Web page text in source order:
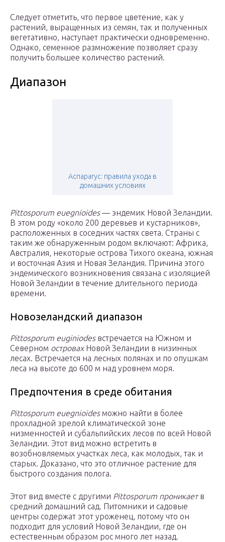
Следует отметить, что первое цветение, как у
растений, выращенных из семян, так и полученных
вегетативно, наступает практически одновременно.
Однако, семенное размножение позволяет сразу
получить большее количество растений.
Диапазон
Аспарагус: правила ухода в
домашних условиях
Pittosporum euegnioides— эндемик Новой Зеландии.
В этом роду «около 200 деревьев и кустарников»,
расположенных в соседних частях света. Страны с
таким же обнаруженным родом включают: Африка,
Австралия, некоторые острова Тихого океана, южная
и восточная Азия и Новая Зеландия. Причина этого
эндемического возникновения связана с изоляцией
Новой Зеландии в течение длительного периода
времени.
Новозеландский диапазон
Pittosporum euginiodes встречается на Южном и
Северном островахНовой Зеландии в низинных
лесах. Встречается на лесных полянах и по опушкам
леса на высоте до 600 м над уровнем моря.
Предпочтения в среде обитания
Pittosporum euegnioides можно найти в более
прохладной зрелой климатической зоне
низменностей и субальпийских лесов по всей Новой
Зеландии. Этот вид можно встретить в
возобновляемых участках леса, как молодых, так и
старых. Доказано, что это отличное растение для
быстрого создания полога.
Этот вид вместе с другими Pittosporum проникаетв
средний домашний сад. Питомники и садовые
центры содержат этот уроженец, потому что он
подходит для условий Новой Зеландии, где он
естественным образом рос много лет назад.